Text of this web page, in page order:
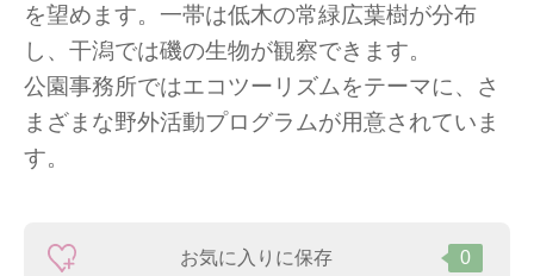
を望めます。一帯は低木の常緑広葉樹が分布
し、干潟では磯の生物が観察できます。
公園事務所ではエコツーリズムをテーマに、さ
まざまな野外活動プログラムが用意されていま
す。
お気に入りに保存 0